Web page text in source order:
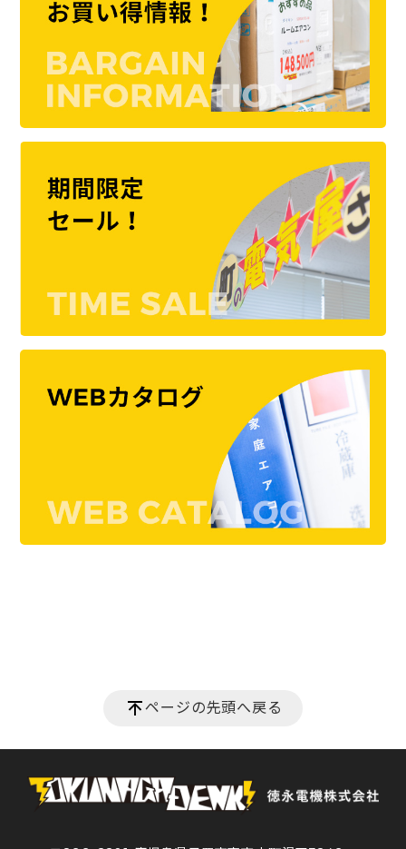
ページの先頭へ戻る